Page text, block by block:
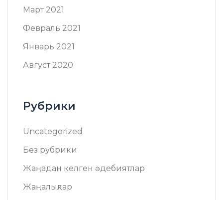
Март 2021
Февраль 2021
Январь 2021
Август 2020
Рубрики
Uncategorized
Без рубрики
Жаңадан келген әдебиятлар
Жаңалықлар